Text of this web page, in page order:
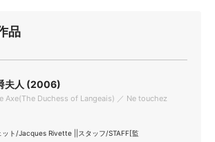
品
夫人 (2006)
Axe(The Duchess of Langeais) ／ Ne touchez
ット/Jacques Rivette ||スタッフ/STAFF[監